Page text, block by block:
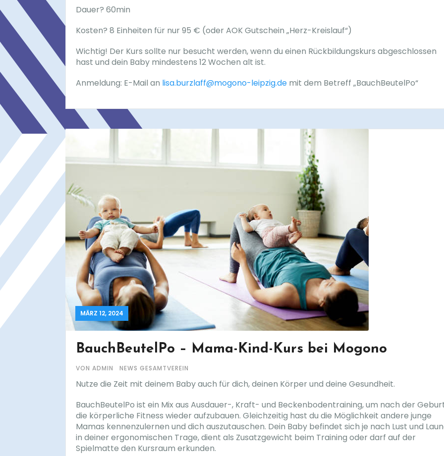
Dauer? 60min
Kosten? 8 Einheiten für nur 95 € (oder AOK Gutschein „Herz-Kreislauf“)
Wichtig! Der Kurs sollte nur besucht werden, wenn du einen Rückbildungskurs abgeschlossen
hast und dein Baby mindestens 12 Wochen alt ist.
Anmeldung: E-Mail an lisa.burzlaff@mogono-leipzig.de mit dem Betreff „BauchBeutelPo“
MÄRZ 12, 2024
BauchBeutelPo – Mama-Kind-Kurs bei Mogono
VON ADMIN NEWS GESAMTVEREIN
Nutze die Zeit mit deinem Baby auch für dich, deinen Körper und deine Gesundheit.
BauchBeutelPo ist ein Mix aus Ausdauer-, Kraft- und Beckenbodentraining, um nach der
die körperliche Fitness wieder aufzubauen. Gleichzeitig hast du die Möglichkeit andere junge
Mamas kennenzulernen und dich auszutauschen. Dein Baby befindet sich je nach Lust und
in deiner ergonomischen Trage, dient als Zusatzgewicht beim Training oder darf auf der
Spielmatte den Kursraum erkunden.